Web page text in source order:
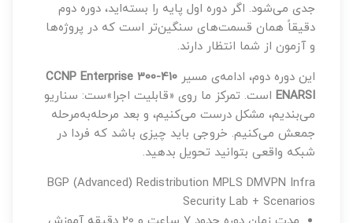
جدی می‌شود. اگر دوره اول پایه را بسته‌اید، دوره دوم
دقیقاً همان قسمت‌های سنگین‌تر است که در پروژه‌ها
و آزمون از شما انتظار دارند.
این دوره دوم، ادامه‌ی مسیر CCNP Enterprise 300-410
ENARSIاست. تمرکز ما روی «قابلیت اجرا»ست: سناریو
می‌بندیم، مشکل درست می‌کنیم، و بعد مرحله‌به‌مرحله
جمعش می‌کنیم. خروجی باید چیزی باشد که فردا در
شبکه واقعی بتوانید تحویل بدهید.
BGP (Advanced) Redistribution MPLS DMVPN Infra
Security Lab + Scenarios